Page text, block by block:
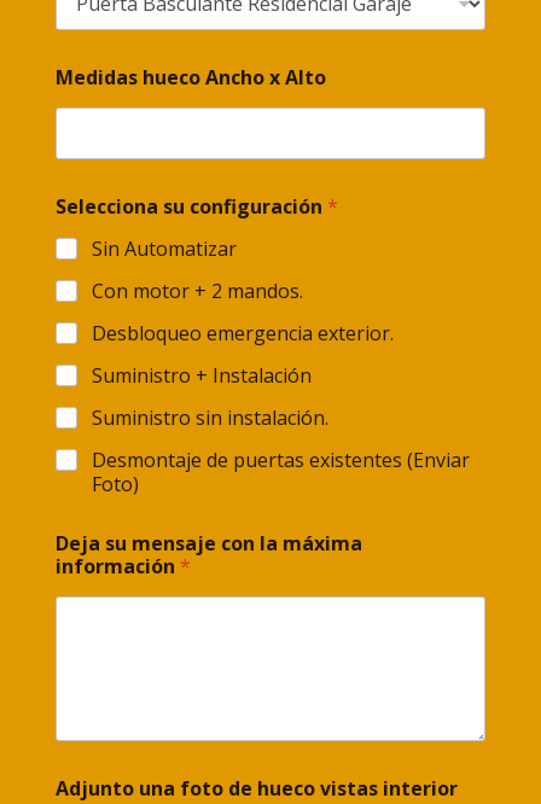
Medidas hueco Ancho x Alto
Selecciona su configuración *
Sin Automatizar
Con motor + 2 mandos.
Desbloqueo emergencia exterior.
Suministro + Instalación
Suministro sin instalación.
Desmontaje de puertas existentes (Enviar
Foto)
Deja su mensaje con la máxima
información *
Adjunto una foto de hueco vistas interior